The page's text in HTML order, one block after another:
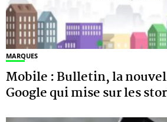
MARQUES
Mobile : Bulletin, la
Google qui mise sur les